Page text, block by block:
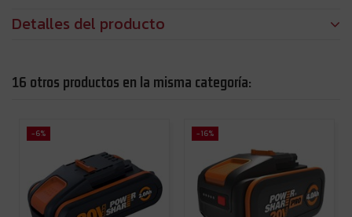
Detalles del producto
16 otros productos en la misma categoría:
-6% -16%